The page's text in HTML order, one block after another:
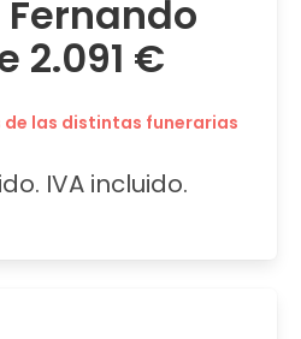
Fernando
2.091 €
las distintas funerarias
IVA incluido.